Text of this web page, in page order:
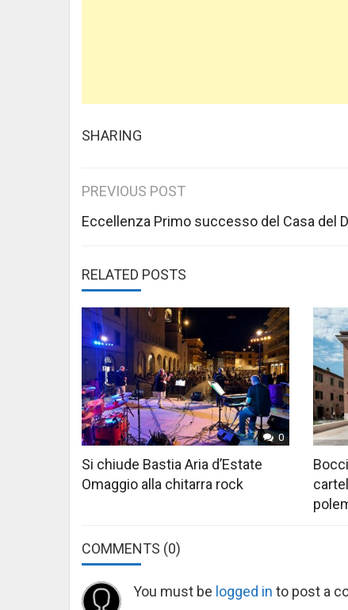
SHARING
Post
navigation
PREVIOUS POST
Eccellenza Primo successo del Casa del
RELATED POSTS
0
Si chiude Bastia Aria d’Estate
Omaggio alla chitarra rock
COMMENTS (0)
You must be logged in to post a